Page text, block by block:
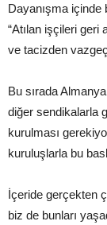
Dayanışma içinde
“Atılan işçileri geri
ve tacizden
Bu sırada
diğer sendikalarla
kurulması
kuruluşlarla bu
İçeride gerçekten
biz de bunları